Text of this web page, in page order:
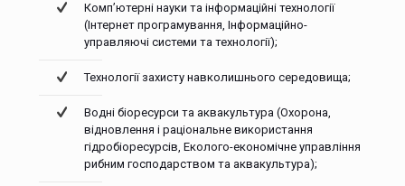
Комп’ютерні науки та інформаційні технології
(Інтернет програмування, Інформаційно-
управляючі системи та технології);
Технології захисту навколишнього середовища;
Водні біоресурси та аквакультура (Охорона,
відновлення і раціональне використання
гідробіоресурсів, Еколого-економічне управління
рибним господарством та аквакультура);